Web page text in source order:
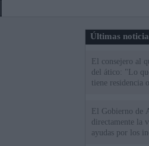
Últimas
El consejero al
del ático: "Lo
tiene residencia
El Gobierno de
directamente la
ayudas por los